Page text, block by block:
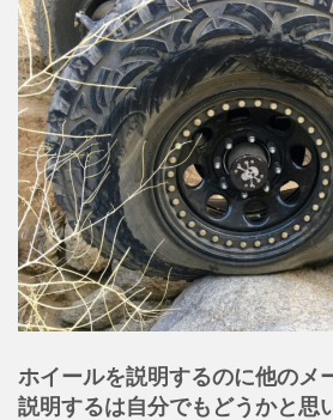
ホイールを説明するのに他のメ
説明するは自分でもどうかと思